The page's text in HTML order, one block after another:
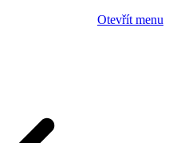
Otevřít menu